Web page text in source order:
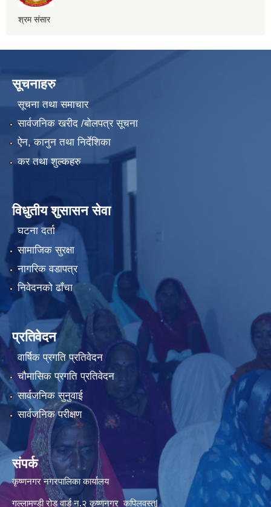
श्रम संसार
सूचनाहरु
सूचना तथा समाचार
सार्वजनिक खरीद /बोलपत्र सूचना
ऐन, कानुन तथा निर्देशिका
कर तथा शुल्कहरु
विधुतीय शुसासन सेवा
घटना दर्ता
सामाजिक सुरक्षा
नागरिक वडापत्र
निवेदनको ढाँचा
प्रतिवेदन
वार्षिक प्रगति प्रतिवेदन
चौमासिक प्रगति प्रतिवेदन
सार्वजनिक सुनुवाई
सार्वजनिक परीक्षण
संपर्क
कृष्णनगर नगरपालिका कार्यालय
गल्लामण्डी रोड वार्ड न.२ कृष्णनगर कपिलवस्तु|